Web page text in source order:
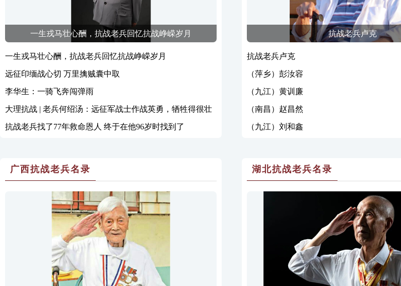
一生戎马壮心酬，抗战老兵回忆抗战峥嵘岁月
一生戎马壮心酬，抗战老兵回忆抗战峥嵘岁月
远征印缅战心切 万里擒贼囊中取
李华生：一骑飞奔闯弹雨
大理抗战 | 老兵何绍汤：远征军战士作战英勇，牺牲得很壮
烈
抗战老兵找了77年救命恩人 终于在他96岁时找到了
抗战老兵卢克
抗战老兵卢克
（萍乡）彭汝容
（九江）黄训廉
（南昌）赵昌然
（九江）刘和鑫
广西抗战老兵名录 湖北抗战老兵名录